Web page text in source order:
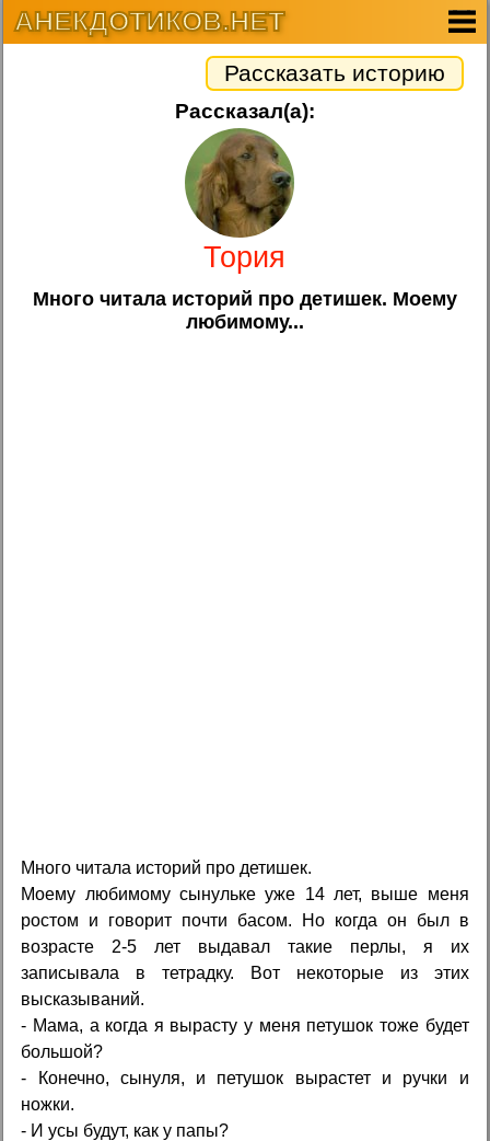
АНЕКДОТИКОВ.НЕТ
Рассказать историю
Рассказал(а):
Тория
Много читала историй про детишек. Моему
любимому...
Много читала историй про детишек.
Моему любимому сынульке уже 14 лет, выше меня
ростом и говорит почти басом. Но когда он был в
возрасте 2-5 лет выдавал такие перлы, я их
записывала в тетрадку. Вот некоторые из этих
высказываний.
- Мама, а когда я вырасту у меня петушок тоже будет
большой?
- Конечно, сынуля, и петушок вырастет и ручки и
ножки.
- И усы будут, как у папы?